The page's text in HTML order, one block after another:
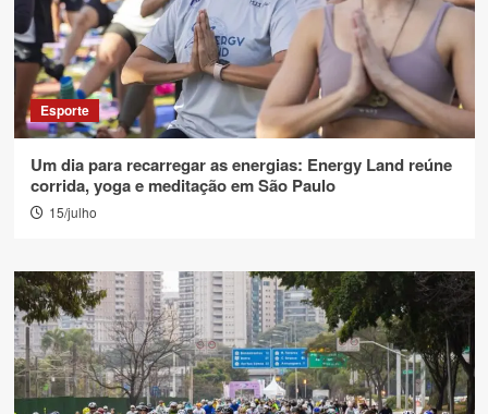
Esporte
Um dia para recarregar as energias: Energy Land reúne
corrida, yoga e meditação em São Paulo
15/julho